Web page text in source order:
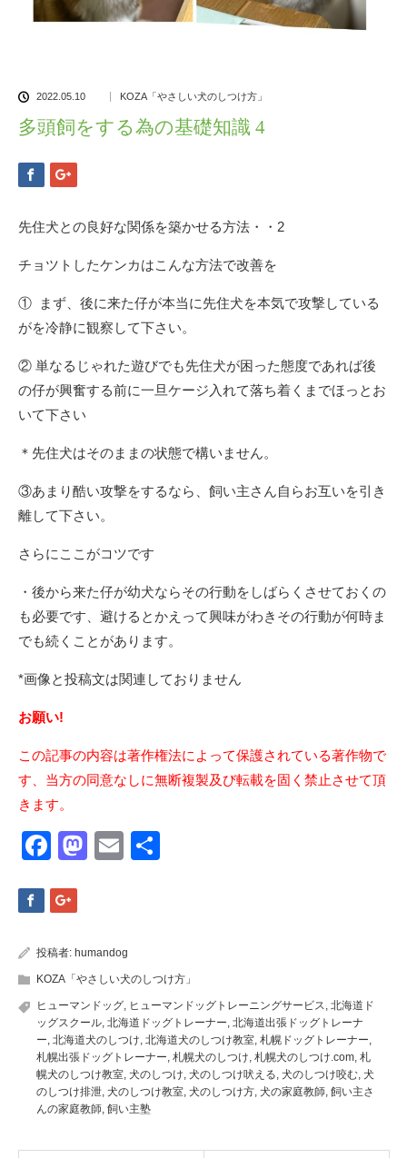
2022.05.10 KOZA「やさしい犬のしつけ方」
多頭飼をする為の基礎知識 4
先住犬との良好な関係を築かせる方法・・2
チョツトしたケンカはこんな方法で改善を
① まず、後に来た仔が本当に先住犬を本気で攻撃している
がを冷静に観察して下さい。
② 単なるじゃれた遊びでも先住犬が困った態度であれば後
の仔が興奮する前に一旦ケージ入れて落ち着くまでほっとお
いて下さい
＊先住犬はそのままの状態で構いません。
③あまり酷い攻撃をするなら、飼い主さん自らお互いを引き
離して下さい。
さらにここがコツです
・後から来た仔が幼犬ならその行動をしばらくさせておくの
も必要です、避けるとかえって興味がわきその行動が何時ま
でも続くことがあります。
*画像と投稿文は関連しておりません
お願い!
この記事の内容は著作権法によって保護されている著作物で
す、当方の同意なしに無断複製及び転載を固く禁止させて頂
きます。
Facebook
Mastodon
Email
投稿者: humandog
KOZA「やさしい犬のしつけ方」
ヒューマンドッグ ヒューマンドッグトレーニングサービス 北海道ド
ッグスクール 北海道ドッグトレーナー 北海道出張ドッグトレーナ
ー 北海道犬のしつけ 北海道犬のしつけ教室 札幌ドッグトレーナー
札幌出張ドッグトレーナー 札幌犬のしつけ 札幌犬のしつけ.com 札
幌犬のしつけ教室 犬のしつけ 犬のしつけ吠える 犬のしつけ咬む 犬
のしつけ排泄 犬のしつけ教室 犬のしつけ方 犬の家庭教師 飼い主さ
んの家庭教師 飼い主塾